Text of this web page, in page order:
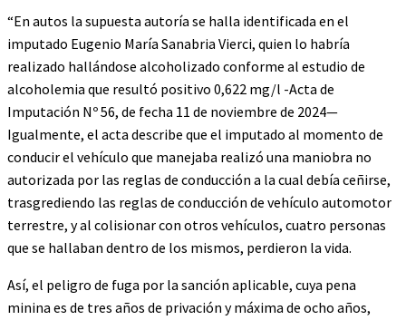
“En autos la supuesta autoría se halla identificada en el
imputado Eugenio María Sanabria Vierci, quien lo habría
realizado hallándose alcoholizado conforme al estudio de
alcoholemia que resultó positivo 0,622 mg/l -Acta de
Imputación Nº 56, de fecha 11 de noviembre de 2024—
Igualmente, el acta describe que el imputado al momento de
conducir el vehículo que manejaba realizó una maniobra no
autorizada por las reglas de conducción a la cual debía ceñirse,
trasgrediendo las reglas de conducción de vehículo automotor
terrestre, y al colisionar con otros vehículos, cuatro personas
que se hallaban dentro de los mismos, perdieron la vida.
Así, el peligro de fuga por la sanción aplicable, cuya pena
minina es de tres años de privación y máxima de ocho años,